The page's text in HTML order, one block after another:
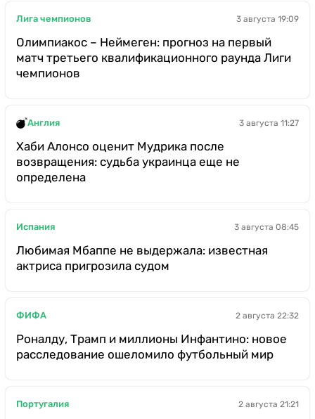
Лига чемпионов 3 августа 19:09
Олимпиакос – Неймеген: прогноз на первый
матч третьего квалификационного раунда Лиги
чемпионов
Англия 3 августа 11:27
Хаби Алонсо оценит Мудрика после
возвращения: судьба украинца еще не
определена
Испания 3 августа 08:45
Любимая Мбаппе не выдержала: известная
актриса пригрозила судом
ФИФА 2 августа 22:32
Роналду, Трамп и миллионы Инфантино: новое
расследование ошеломило футбольный мир
Португалия 2 августа 21:21